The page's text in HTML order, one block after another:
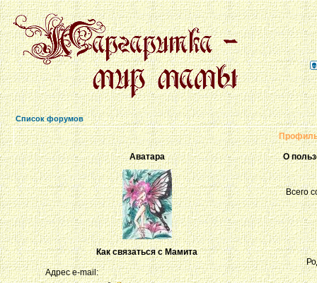
Список форумов
Аватара О
Всего
Как связаться с Мамита
Адрес e-mail: